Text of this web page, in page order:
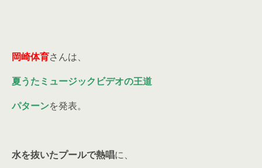
岡崎体育さんは、
夏うたミュージックビデオの王道
パターンを発表。
水を抜いたプールで熱唱に、